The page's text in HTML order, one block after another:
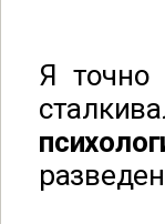
Я точно